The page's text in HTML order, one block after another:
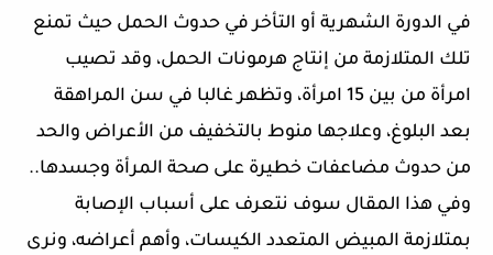
في الدورة الشهرية أو التأخر في حدوث الحمل حيث تمنع
تلك المتلازمة من إنتاج هرمونات الحمل، وقد تصيب
امرأة من بين 15 امرأة، وتظهر غالبا في سن المراهقة
بعد البلوغ، وعلاجها منوط بالتخفيف من الأعراض والحد
من حدوث مضاعفات خطيرة على صحة المرأة وجسدها..
وفي هذا المقال سوف نتعرف على أسباب الإصابة
بمتلازمة المبيض المتعدد الكيسات، وأهم أعراضه، ونرى